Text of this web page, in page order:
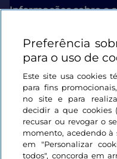
Informações sobre o
Ligações úteis
Iniciar sessão
Mantenha-se em
Preferência
para o uso de
Este site usa cookies
para fins
no site e para
decidir a que cookies
recusar ou revogar o
momento, acedendo à
em "Personalizar
todos", concorda em